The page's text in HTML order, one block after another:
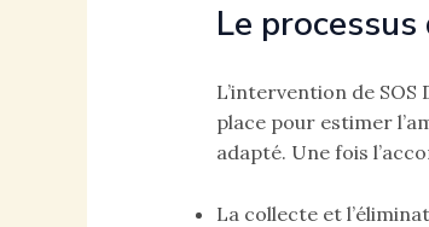
Le
L’intervention de
place pour estimer
adapté. Une fois
La collecte et